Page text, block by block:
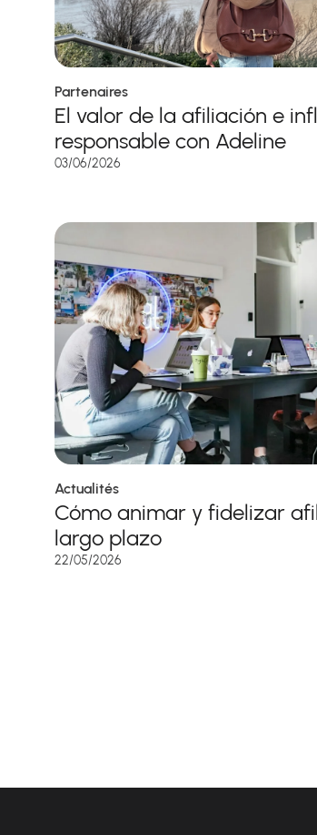
Partenaires
El valor de la afiliación e
responsable con Adeline
03/06/2026
Actualités
Cómo animar y fidelizar
largo plazo
22/05/2026